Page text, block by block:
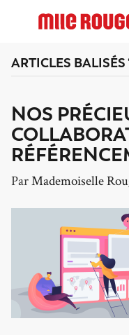
ARTICLES BALISÉS
NOS
ParMademoiselle